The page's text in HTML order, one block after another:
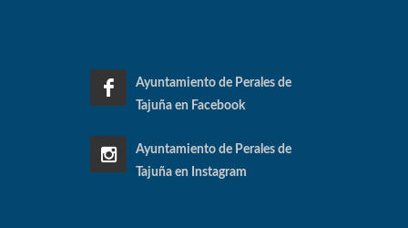
Ayuntamiento de Perales de
Tajuña en Facebook
Ayuntamiento de Perales de
Tajuña en Instagram